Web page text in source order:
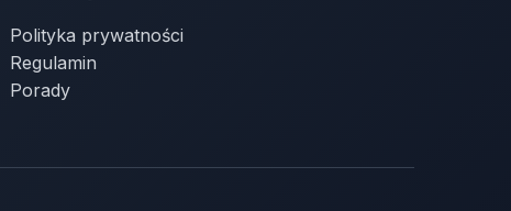
Polityka prywatności
Regulamin
Porady